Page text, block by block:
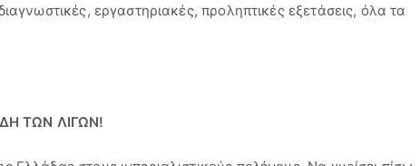
εργαστηριακές, προληπτικές εξετάσεις, όλα τα
ΤΩΝ ΛΙΓΩΝ!